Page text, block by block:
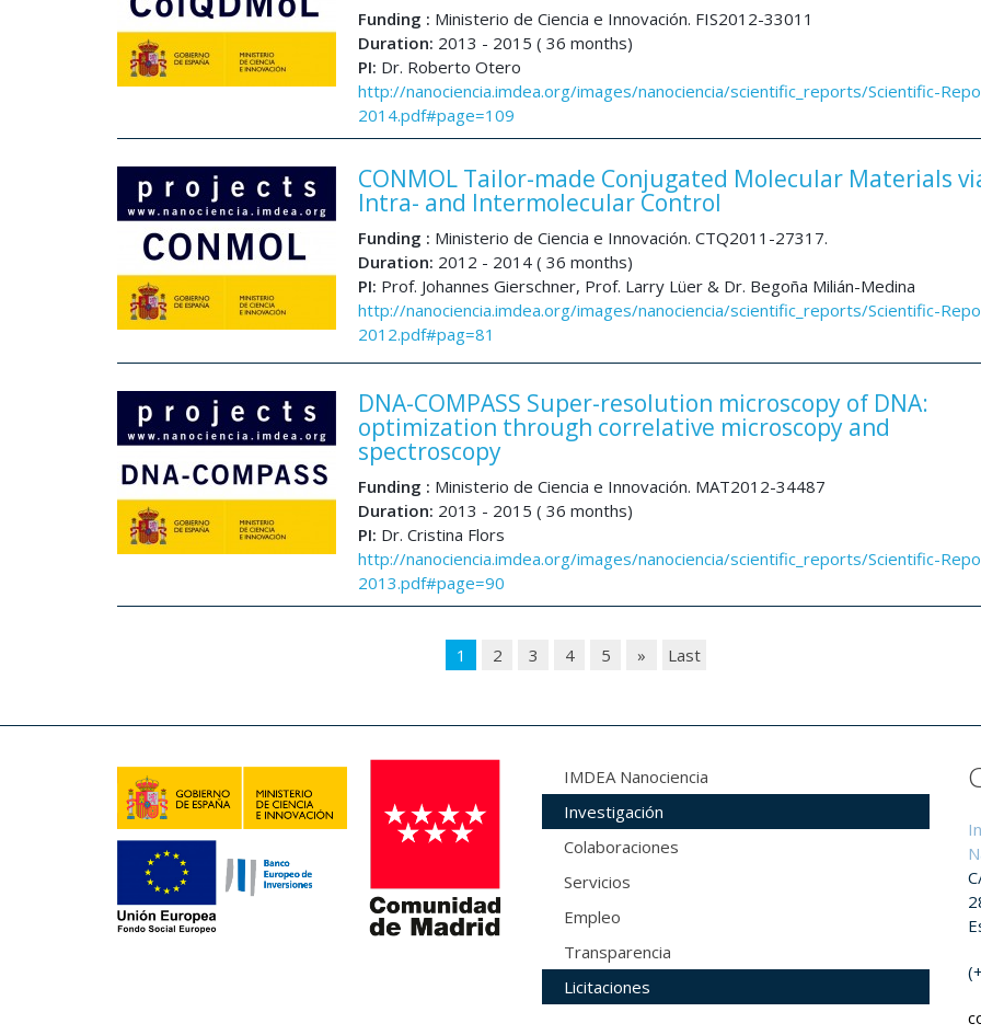
Funding : Ministerio de Ciencia e Innovación. FIS2012-33011
Duration: 2013 - 2015 ( 36 months)
PI: Dr. Roberto Otero
http://nanociencia.imdea.org/images/nanociencia/scientific_reports/Scientific-
2014.pdf#page=109
CONMOL Tailor-made Conjugated Molecular Materials
Intra- and Intermolecular Control
Funding : Ministerio de Ciencia e Innovación. CTQ2011-27317.
Duration: 2012 - 2014 ( 36 months)
PI: Prof. Johannes Gierschner, Prof. Larry Lüer & Dr. Begoña Milián-Medina
http://nanociencia.imdea.org/images/nanociencia/scientific_reports/Scientific-
2012.pdf#pag=81
DNA-COMPASS Super-resolution microscopy of DNA:
optimization through correlative microscopy and
spectroscopy
Funding : Ministerio de Ciencia e Innovación. MAT2012-34487
Duration: 2013 - 2015 ( 36 months)
PI: Dr. Cristina Flors
http://nanociencia.imdea.org/images/nanociencia/scientific_reports/Scientific-
2013.pdf#page=90
1 2 3 4 5 » Last
IMDEA Nanociencia
Investigación
Colaboraciones
Servicios
Empleo
Transparencia
Licitaciones